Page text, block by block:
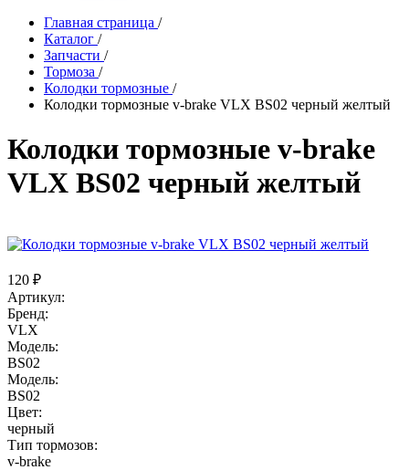
Главная страница /
Каталог /
Запчасти /
Тормоза /
Колодки тормозные /
Колодки тормозные v-brake VLX BS02 черный желтый
Колодки тормозные v-brake
VLX BS02 черный желтый
120 ₽
Артикул:
Бренд:
VLX
Модель:
BS02
Модель:
BS02
Цвет:
черный
Тип тормозов:
v-brake